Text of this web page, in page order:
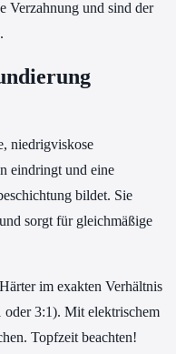
Verzahnung und sind der
niedrigviskose
eindringt und eine
bildet. Sie
sorgt für gleichmäßige
im exakten Verhältnis
oder 3:1). Mit elektrischem
Topfzeit beachten!